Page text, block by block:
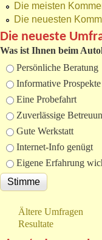
Die meisten
Die neuesten
Die neueste
Was ist Ihnen beim
Auswahlmöglichkeiten
Persönliche Beratung
Informative Prospekte
Eine Probefahrt
Zuverlässige
Gute Werkstatt
Internet-Info genügt
Eigene Erfahrung
Ältere Umfragen
Resultate